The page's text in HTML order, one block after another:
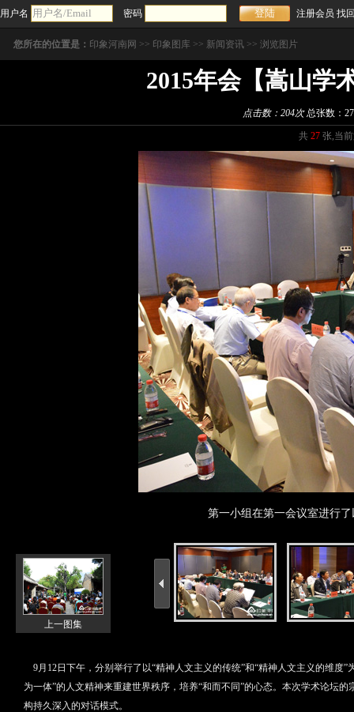
用户名 密码 注册会员 找
您所在的位置是： 印象河南网 >> 印象图库 >> 新闻资讯 >> 浏览图片
2015年会【嵩山学
点击数：204次总张数：
上一图集
共 27 张,当
第一小组在第一会议室进行
9月12日下午，分别举行了以“精神人文主义的传统”和“精神人文主义的维度
为一体”的人文精神来重建世界秩序，培养“和而不同”的心态。本次学术论坛
构持久深入的对话模式。